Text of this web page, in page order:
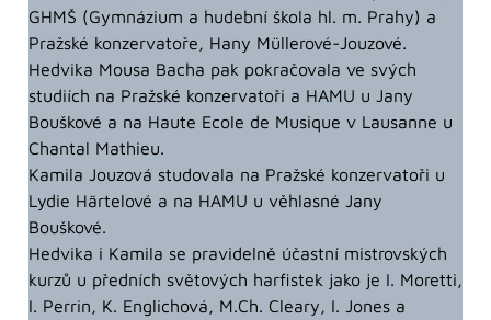
GHMŠ (Gymnázium a hudební škola hl. m. Prahy) a
Pražské konzervatoře, Hany Müllerové-Jouzové.
Hedvika Mousa Bacha pak pokračovala ve svých
studiích na Pražské konzervatoři a HAMU u Jany
Bouškové a na Haute Ecole de Musique v Lausanne u
Chantal Mathieu.
Kamila Jouzová studovala na Pražské konzervatoři u
Lydie Härtelové a na HAMU u věhlasné Jany
Bouškové.
Hedvika i Kamila se pravidelně účastní mistrovských
kurzů u předních světových harfistek jako je I. Moretti,
I. Perrin, K. Englichová, M.Ch. Cleary, I. Jones a